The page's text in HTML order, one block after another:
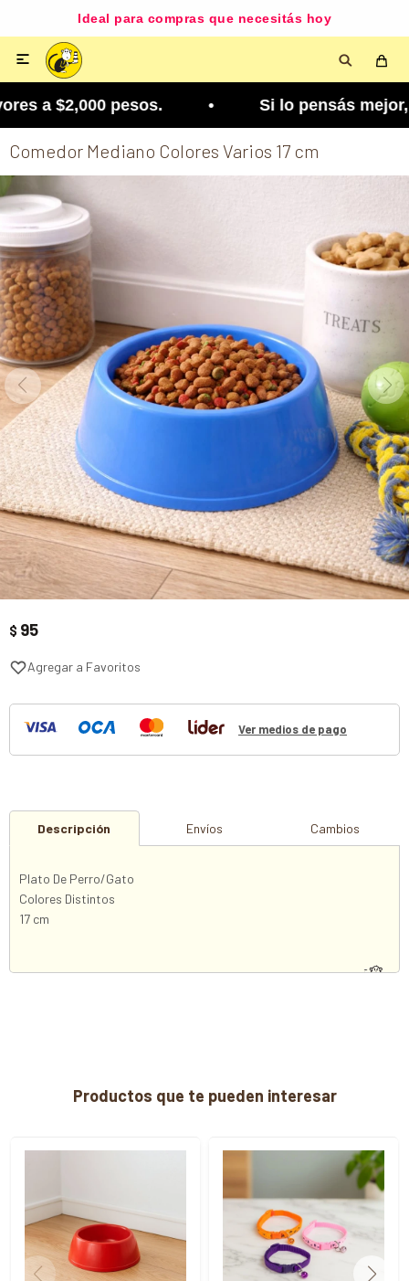
Ideal para compras que necesitás hoy

a $2,000 pesos. • Si lo pensás mejor, lo
Comedor Mediano Colores Varios 17 cm
$ 95
Ver medios de pago
Descripción Envíos Cambios
Plato De Perro/Gato
Colores Distintos
17 cm
Productos que te pueden interesar